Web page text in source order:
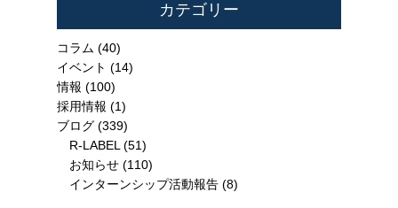
カテゴリー
コラム (40)
イベント (14)
情報 (100)
採用情報 (1)
ブログ (339)
R-LABEL(51)
お知らせ (110)
インターンシップ活動報告 (8)